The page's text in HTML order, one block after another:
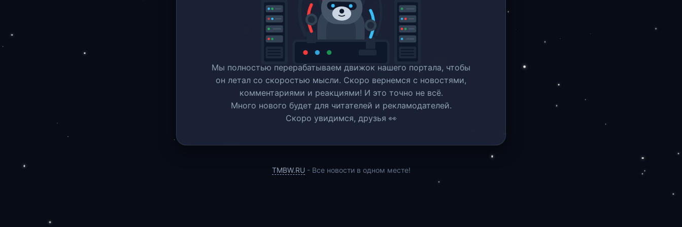
Мы полностью перерабатываем движок нашего портала, чтобы
он летал со скоростью мысли. Скоро вернемся c новостями,
комментариями и реакциями! И это точно не всё.
Много нового будет для читателей и рекламодателей.
Скоро увидимся, друзья 👀
TMBW.RU - Все новости в одном месте!